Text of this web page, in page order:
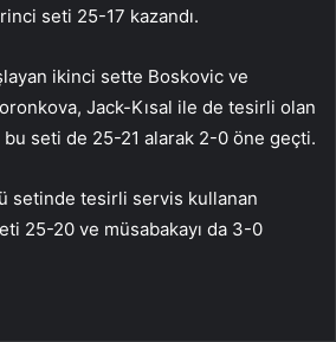
seti 25-17 kazandı.
ikinci sette Boskovic ve
Jack-Kısal ile de tesirli olan
bu seti de 25-21 alarak 2-0 öne geçti.
setinde tesirli servis kullanan
25-20 ve müsabakayı da 3-0